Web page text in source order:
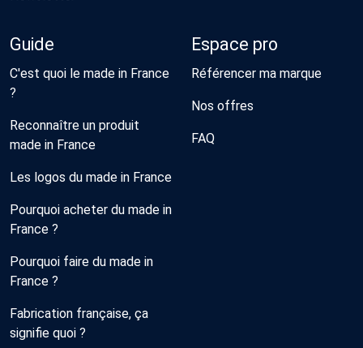
Guide
C'est quoi le made in France
?
Reconnaître un produit
made in France
Les logos du made in France
Pourquoi acheter du made in
France ?
Pourquoi faire du made in
France ?
Fabrication française, ça
signifie quoi ?
Espace pro
Référencer ma marque
Nos offres
FAQ